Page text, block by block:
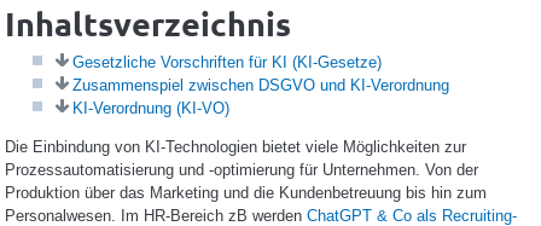
Inhaltsverzeichnis
Gesetzliche Vorschriften für KI (KI-Gesetze)
Zusammenspiel zwischen DSGVO und KI-Verordnung
KI-Verordnung (KI-VO)
Die Einbindung von KI-Technologien bietet viele Möglichkeiten zur
Prozessautomatisierung und -optimierung für Unternehmen. Von der
Produktion über das Marketing und die Kundenbetreuung bis hin zum
Personalwesen. Im HR-Bereich zB werden ChatGPT & Co als Recruiting-